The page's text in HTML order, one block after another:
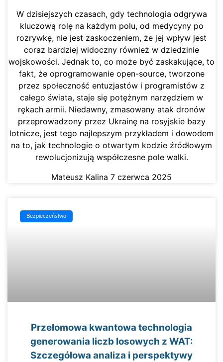
W dzisiejszych czasach, gdy technologia odgrywa
kluczową rolę na każdym polu, od medycyny po
rozrywkę, nie jest zaskoczeniem, że jej wpływ jest
coraz bardziej widoczny również w dziedzinie
wojskowości. Jednak to, co może być zaskakujące, to
fakt, że oprogramowanie open-source, tworzone
przez społeczność entuzjastów i programistów z
całego świata, staje się potężnym narzędziem w
rękach armii. Niedawny, zmasowany atak dronów
przeprowadzony przez Ukrainę na rosyjskie bazy
lotnicze, jest tego najlepszym przykładem i dowodem
na to, jak technologie o otwartym kodzie źródłowym
rewolucjonizują współczesne pole walki.
Mateusz Kalina 7 czerwca 2025
Bezpieczeństwo
Przełomowa kwantowa technologia
generowania liczb losowych z WAT:
Szczegółowa analiza i perspektywy